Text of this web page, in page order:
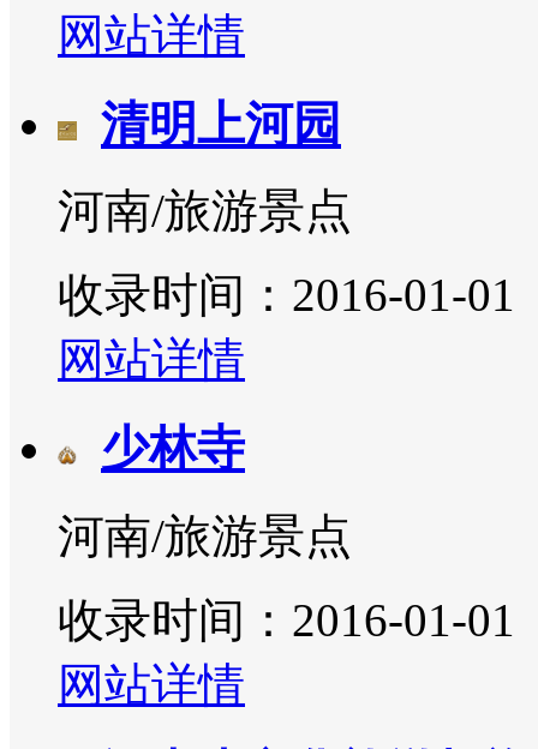
网站详情
清明上河园
河南/旅游景点
收录时间：2016-01-01
网站详情
少林寺
河南/旅游景点
收录时间：2016-01-01
网站详情